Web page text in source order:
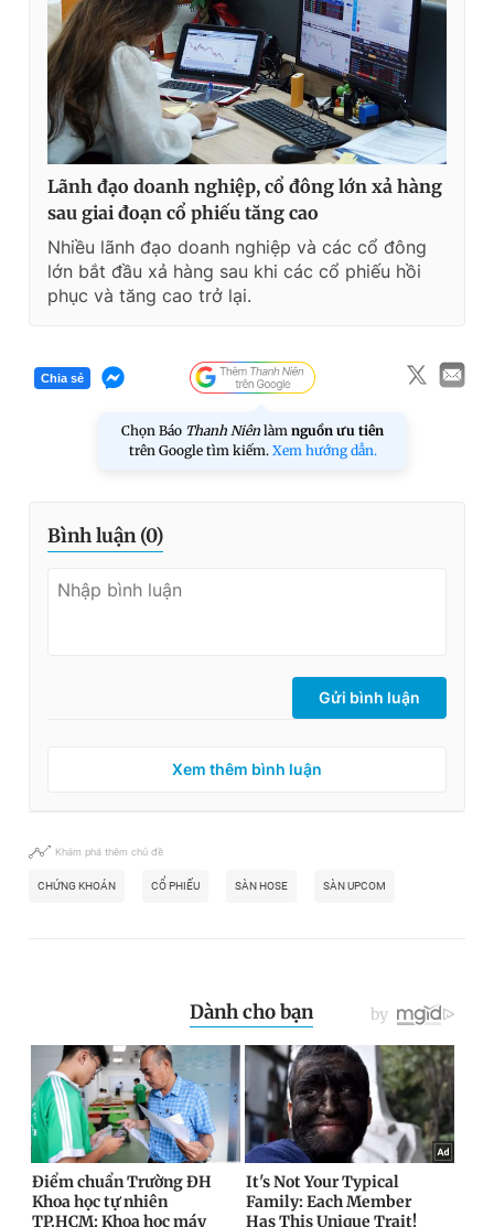
Lãnh đạo doanh nghiệp, cổ đông lớn xả hàng
sau giai đoạn cổ phiếu tăng cao
Nhiều lãnh đạo doanh nghiệp và các cổ đông
lớn bắt đầu xả hàng sau khi các cổ phiếu hồi
phục và tăng cao trở lại.
Chia sẻ
Chọn Báo Thanh Niên làm nguồn ưu tiên
trên Google tìm kiếm. Xem hướng dẫn.
Bình luận (0)
Gửi bình luận
Xem thêm bình luận
Khám phá thêm chủ đề
CHỨNG KHOÁN CỔ PHIẾU SÀN HOSE SÀN UPCOM